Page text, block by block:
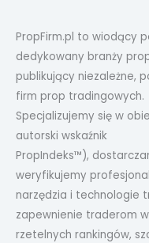
PropFirm.pl to wiodący
dedykowany branży
publikujący niezależne,
firm prop tradingowych.
Specjalizujemy się w
autorski wskaźnik
PropIndeks™),
weryfikujemy
narzędzia i technologie
zapewnienie traderom
rzetelnych rankingów,